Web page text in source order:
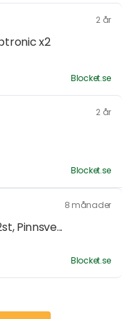
2 år
x2
Blocket.se
2 år
Blocket.se
8 månader
Pinnsve...
Blocket.se